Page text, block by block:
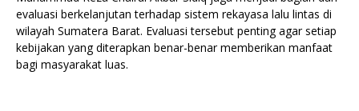
evaluasi berkelanjutan terhadap sistem rekayasa lalu lintas di
wilayah Sumatera Barat. Evaluasi tersebut penting agar setiap
kebijakan yang diterapkan benar-benar memberikan manfaat
bagi masyarakat luas.